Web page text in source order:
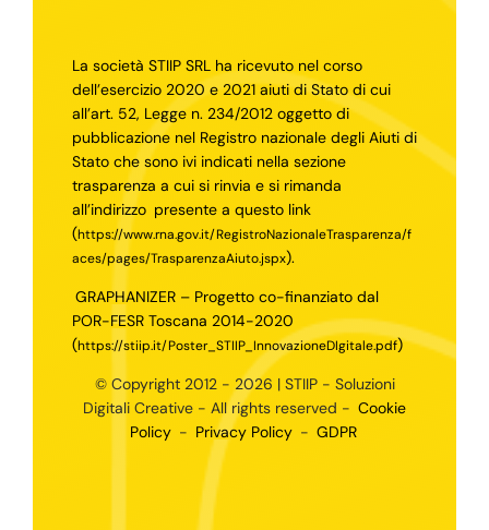
La società STIIP SRL ha ricevuto nel corso
dell’esercizio 2020 e 2021 aiuti di Stato di cui
all’art. 52, Legge n. 234/2012 oggetto di
pubblicazione nel Registro nazionale degli Aiuti di
Stato che sono ivi indicati nella sezione
trasparenza a cui si rinvia e si rimanda
all’indirizzo presente a questo link
(https://www.rna.gov.it/RegistroNazionaleTrasparenza/f
aces/pages/TrasparenzaAiuto.jspx).
GRAPHANIZER – Progetto co-finanziato dal
POR-FESR Toscana 2014-2020
(https://stiip.it/Poster_STIIP_InnovazioneDIgitale.pdf)
© Copyright 2012 - 2026 | STIIP - Soluzioni
Digitali Creative - All rights reserved - Cookie
Policy - Privacy Policy - GDPR